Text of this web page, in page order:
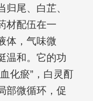
尾、白芷、
材配伍在一
体，气味微
温和。它的功
化瘀”，白灵酊
部微循环，促